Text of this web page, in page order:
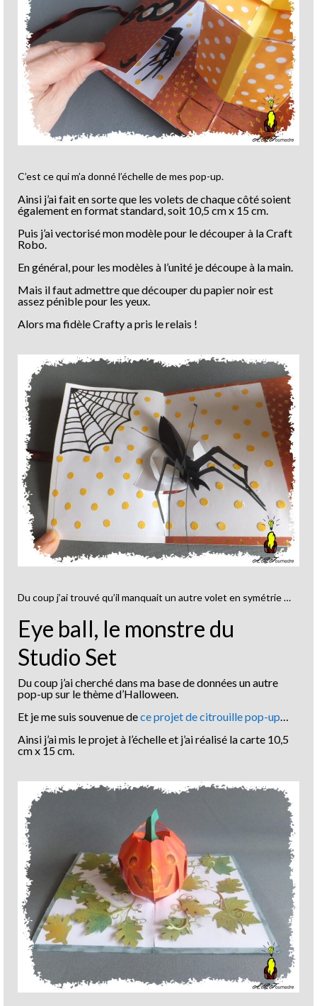
C’est ce qui m’a donné l’échelle de mes pop-up.
Ainsi j’ai fait en sorte que les volets de chaque côté soient
également en format standard, soit 10,5 cm x 15 cm.
Puis j’ai vectorisé mon modèle pour le découper à la Craft
Robo.
En général, pour les modèles à l’unité je découpe à la main.
Mais il faut admettre que découper du papier noir est
assez pénible pour les yeux.
Alors ma fidèle Crafty a pris le relais !
Du coup j’ai trouvé qu’il manquait un autre volet en symétrie …
Eye ball, le monstre du
Studio Set
Du coup j’ai cherché dans ma base de données un autre
pop-up sur le thème d’Halloween.
Et je me suis souvenue dece projet de citrouille pop-up
Ainsi j’ai mis le projet à l’échelle et j’ai réalisé la carte 10,5
cm x 15 cm.